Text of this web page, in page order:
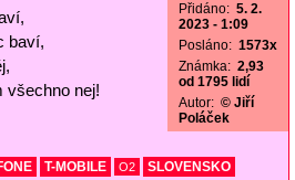
baví,
všechno nej!
Přidáno: 5. 2.
2023 - 1:09
Posláno: 1573x
Známka: 2,93
od 1795 lidí
Autor: © Jiří
Poláček
T-MOBILE O2
SLOVENSKO